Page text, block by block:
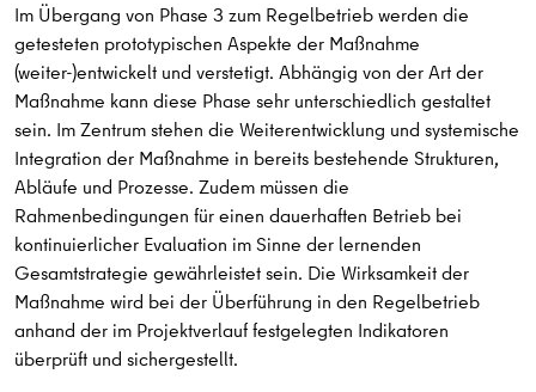
Im Übergang von Phase 3 zum Regelbetrieb werden die
getesteten prototypischen Aspekte der Maßnahme
(weiter-)entwickelt und verstetigt. Abhängig von der Art der
Maßnahme kann diese Phase sehr unterschiedlich gestaltet
sein. Im Zentrum stehen die Weiterentwicklung und systemische
Integration der Maßnahme in bereits bestehende Strukturen,
Abläufe und Prozesse. Zudem müssen die
Rahmenbedingungen für einen dauerhaften Betrieb bei
kontinuierlicher Evaluation im Sinne der lernenden
Gesamtstrategie gewährleistet sein. Die Wirksamkeit der
Maßnahme wird bei der Überführung in den Regelbetrieb
anhand der im Projektverlauf festgelegten Indikatoren
überprüft und sichergestellt.